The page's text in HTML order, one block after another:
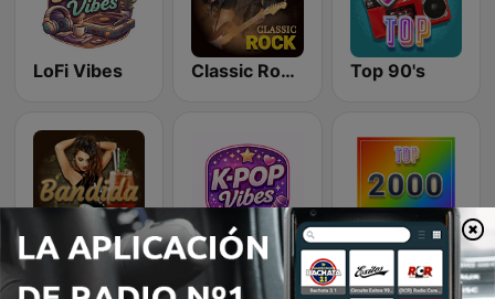
LoFi Vibes Classic Rock Station Top 90's
Latina Bandida! K-Pop Vibes Rewind 2000's